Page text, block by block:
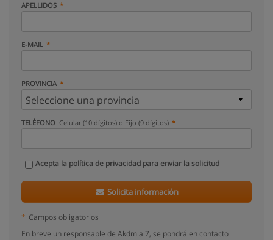
APELLIDOS
E-MAIL
PROVINCIA
TELÉFONO Celular (10 dígitos) o Fijo (9 dígitos)
Acepta la política de privacidad para enviar la solicitud
Solicita información
* Campos obligatorios
En breve un responsable de Akdmia 7, se pondrá en contacto